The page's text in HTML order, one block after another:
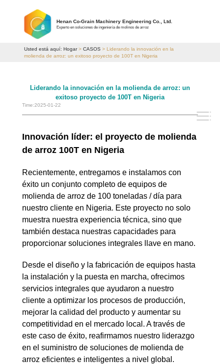
Henan Co-Grain Machinery Engineering Co., Ltd.
Experto en soluciones de ingeniería de molinos de arroz
Usted está aquí: Hogar>CASOS > Liderando la innovación en la
molienda de arroz: un exitoso proyecto de 100T en Nigeria
Liderando la innovación en la molienda de arroz: un
exitoso proyecto de 100T en Nigeria
Time:2025-01-22
Innovación líder: el proyecto de molienda
de arroz 100T en Nigeria
Recientemente, entregamos e instalamos con
éxito un conjunto completo de equipos de
molienda de arroz de 100 toneladas / día para
nuestro cliente en Nigeria. Este proyecto no solo
muestra nuestra experiencia técnica, sino que
también destaca nuestras capacidades para
proporcionar soluciones integrales llave en mano.
Desde el diseño y la fabricación de equipos hasta
la instalación y la puesta en marcha, ofrecimos
servicios integrales que ayudaron a nuestro
cliente a optimizar los procesos de producción,
mejorar la calidad del producto y aumentar su
competitividad en el mercado local. A través de
este caso de éxito, reafirmamos nuestro liderazgo
en el suministro de soluciones de molienda de
arroz eficientes e inteligentes a nivel global.